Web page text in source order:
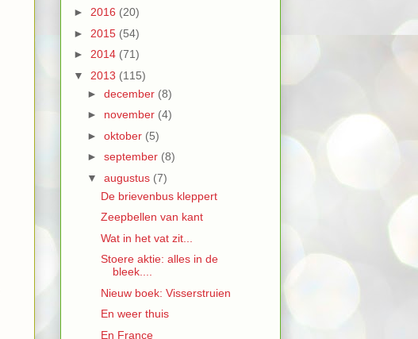
► 2016 (20)
► 2015 (54)
► 2014 (71)
▼ 2013 (115)
► december (8)
► november (4)
► oktober (5)
► september (8)
▼ augustus (7)
De brievenbus kleppert
Zeepbellen van kant
Wat in het vat zit...
Stoere aktie: alles in de
bleek....
Nieuw boek: Visserstruien
En weer thuis
En France